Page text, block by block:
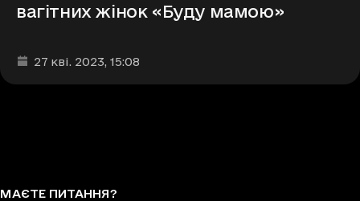
вагітних жінок «Буду мамою»
Дата та час публікації
27 кві. 2023, 15:08
МАЄТЕ ПИТАННЯ?